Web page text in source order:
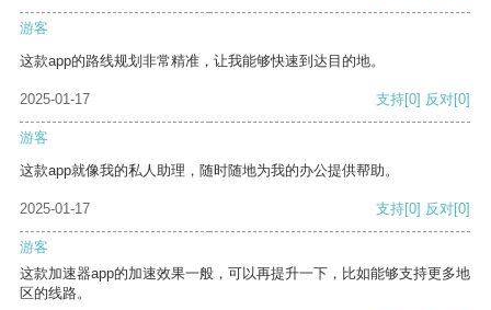
游客
这款app的路线规划非常精准，让我能够快速到达目的地。
2025-01-17 支持[0] 反对[0]
游客
这款app就像我的私人助理，随时随地为我的办公提供帮助。
2025-01-17 支持[0] 反对[0]
游客
这款加速器app的加速效果一般，可以再提升一下，比如能够支持更多地
区的线路。